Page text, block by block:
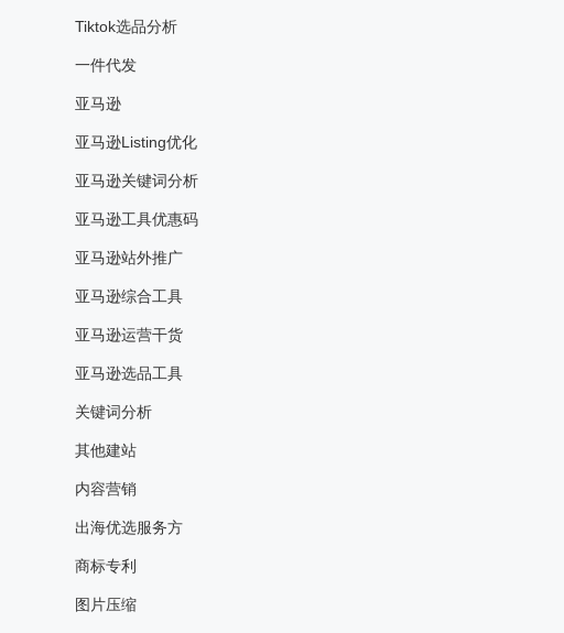
Tiktok选品分析
一件代发
亚马逊
亚马逊Listing优化
亚马逊关键词分析
亚马逊工具优惠码
亚马逊站外推广
亚马逊综合工具
亚马逊运营干货
亚马逊选品工具
关键词分析
其他建站
内容营销
出海优选服务方
商标专利
图片压缩